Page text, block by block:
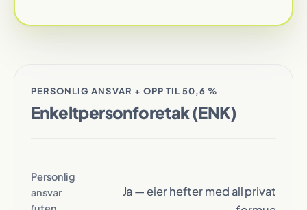
PERSONLIG ANSVAR + OPP TIL 50,6 %
Enkeltpersonforetak (ENK)
Personlig
ansvar
Ja — eier hefter med all privat